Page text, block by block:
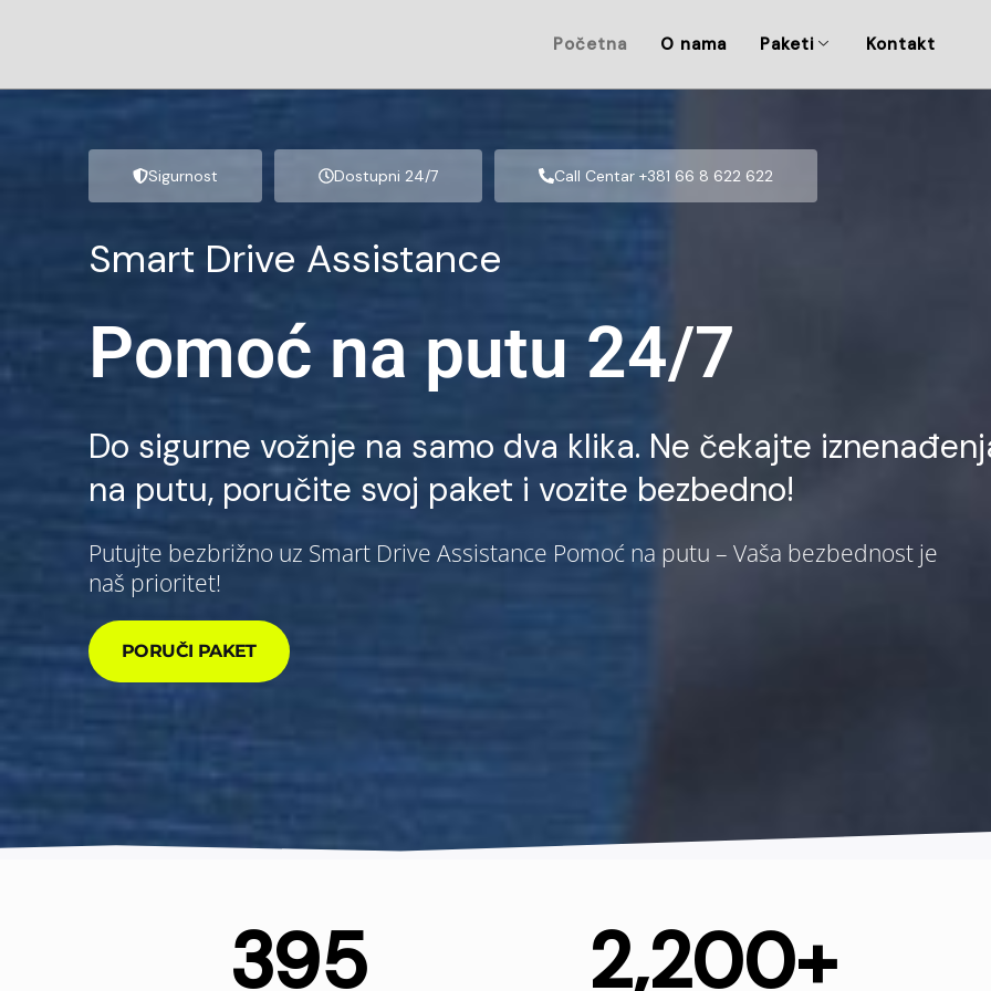
Početna O nama Paketi Kontakt
Sigurnost Dostupni 24/7 Call Centar +381 66 8 622 622
Smart Drive Assistance
Pomoć na putu 24/7
Do sigurne vožnje na samo dva klika. Ne čekajte
na putu, poručite svoj paket i vozite bezbedno!​
Putujte bezbrižno uz Smart Drive Assistance Pomoć na putu – Vaša bezbednost je
naš prioritet!
PORUČI PAKET
395 2,200+